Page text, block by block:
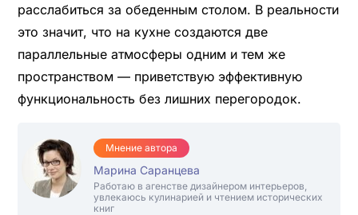
расслабиться за обеденным столом. В реальности
это значит, что на кухне создаются две
параллельные атмосферы одним и тем же
пространством — приветствую эффективную
функциональность без лишних перегородок.
Мнение автора
Марина Саранцева
Работаю в агенстве дизайнером интерьеров,
увлекаюсь кулинарией и чтением исторических
книг